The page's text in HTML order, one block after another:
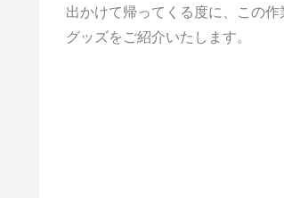
出かけて帰ってくる度に、この
グッズをご紹介いたします。